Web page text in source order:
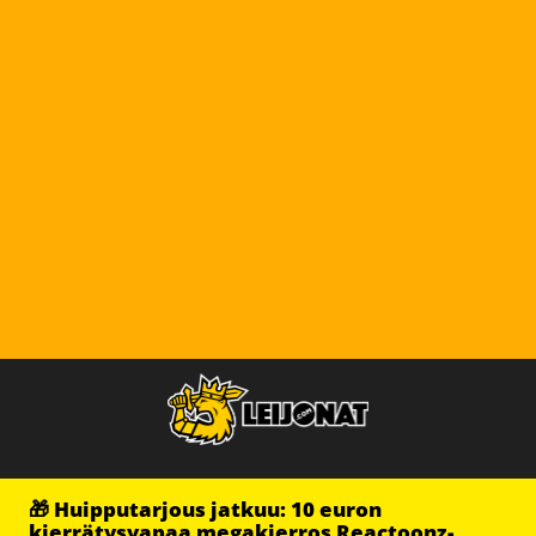
🎁 Huipputarjous jatkuu: 10 euron